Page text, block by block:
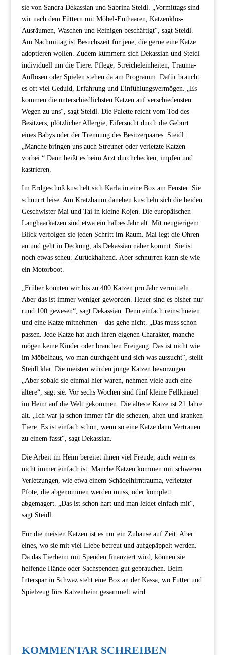
sie von Sandra Dekassian und Sabrina Steidl. „Vormittags sind
wir nach dem Füttern mit Möbel-Enthaaren, Katzenklos-
Ausräumen, Waschen und Reinigen beschäftigt“, sagt Steidl.
Am Nachmittag ist Besuchszeit für jene, die gerne eine Katze
adoptieren wollen. Zudem kümmern sich Dekassian und Steidl
individuell um die Tiere. Pflege, Streicheleinheiten, Trauma-
Auflösen oder Spielen stehen da am Programm. Dafür braucht
es oft viel Geduld, Erfahrung und Einfühlungsvermögen. „Es
kommen die unterschiedlichsten Katzen auf verschiedensten
Wegen zu uns“, sagt Steidl. Die Palette reicht vom Tod des
Besitzers, plötzlicher Allergie, Eifersucht durch die Geburt
eines Babys oder der Trennung des Besitzerpaares. Steidl:
„Manche bringen uns auch Streuner oder verletzte Katzen
vorbei.“ Dann heißt es beim Arzt durchchecken, impfen und
kastrieren.
Im Erdgeschoß kuschelt sich Karla in eine Box am Fenster. Sie
schnurrt leise. Am Kratzbaum daneben kuscheln sich die beiden
Geschwister Mai und Tai in kleine Kojen. Die europäischen
Langhaarkatzen sind etwa ein halbes Jahr alt. Mit neugierigem
Blick verfolgen sie jeden Schritt im Raum. Mai legt die Ohren
an und geht in Deckung, als Dekassian näher kommt. Sie ist
noch etwas scheu. Zurückhaltend. Aber schnurren kann sie wie
ein Motorboot.
„Früher konnten wir bis zu 400 Katzen pro Jahr vermitteln.
Aber das ist immer weniger geworden. Heuer sind es bisher nur
rund 100 gewesen“, sagt Dekassian. Denn einfach reinschneien
und eine Katze mitnehmen – das gehe nicht. „Das muss schon
passen. Jede Katze hat auch ihren eigenen Charakter, manche
mögen keine Kinder oder brauchen Freigang. Das ist nicht wie
im Möbelhaus, wo man durchgeht und sich was aussucht“, stellt
Steidl klar. Die meisten würden junge Katzen bevorzugen.
„Aber sobald sie einmal hier waren, nehmen viele auch eine
ältere“, sagt sie. Vor sechs Wochen sind fünf kleine Fellknäuel
im Heim auf die Welt gekommen. Die älteste Katze ist 21 Jahre
alt. „Ich war ja schon immer für die scheuen, alten und kranken
Tiere. Es ist einfach schön, wenn so eine Katze dann Vertrauen
zu einem fasst“, sagt Dekassian.
Die Arbeit im Heim bereitet ihnen viel Freude, auch wenn es
nicht immer einfach ist. Manche Katzen kommen mit schweren
Verletzungen, wie etwa einem Schädelhirntrauma, verletzter
Pfote, die abgenommen werden muss, oder komplett
abgemagert. „Das ist schon hart und man leidet einfach mit“,
sagt Steidl.
Für die meisten Katzen ist es nur ein Zuhause auf Zeit. Aber
eines, wo sie mit viel Liebe betreut und aufgepäppelt werden.
Da das Tierheim mit Spenden finanziert wird, können sie
helfende Hände oder Sachspenden gut gebrauchen. Beim
Interspar in Schwaz steht eine Box an der Kassa, wo Futter und
Spielzeug fürs Katzenheim gesammelt wird.
KOMMENTAR SCHREIBEN